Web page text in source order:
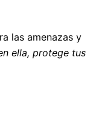
las amenazas y
ella, protege tus